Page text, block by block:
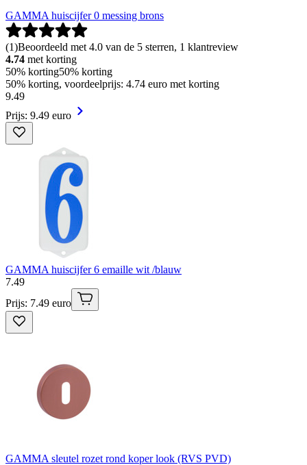
GAMMA huiscijfer 0 messing brons
(1)Beoordeeld met 4.0 van de 5 sterren, 1 klantreview
4.74 met korting
50% korting50% korting
50% korting, voordeelprijs: 4.74 euro met korting
9.49
Prijs: 9.49 euro
GAMMA huiscijfer 6 emaille wit /blauw
7.49
Prijs: 7.49 euro
GAMMA sleutel rozet rond koper look (RVS PVD)